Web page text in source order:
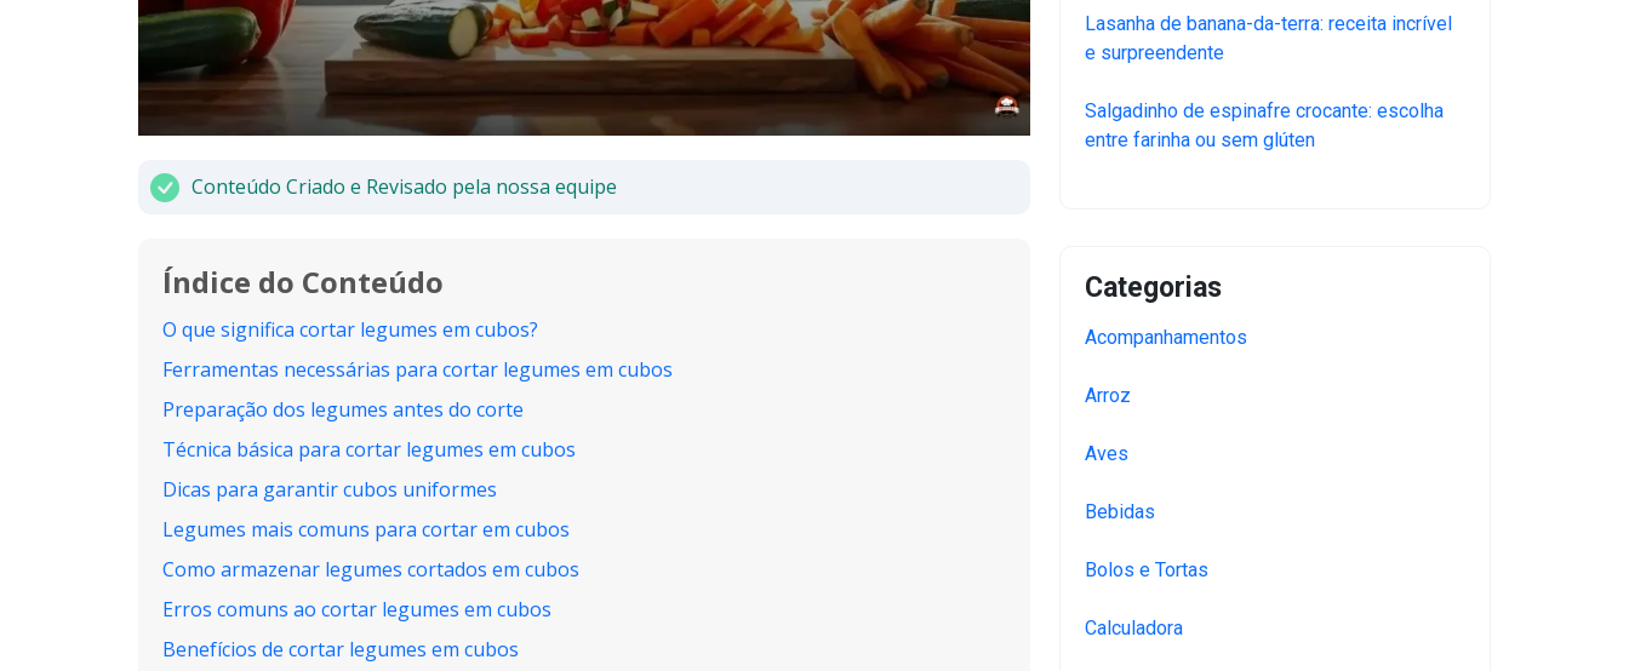
Conteúdo Criado e Revisado pela nossa equipe
Índice do Conteúdo
O que significa cortar legumes em cubos?
Ferramentas necessárias para cortar legumes em cubos
Preparação dos legumes antes do corte
Técnica básica para cortar legumes em cubos
Dicas para garantir cubos uniformes
Legumes mais comuns para cortar em cubos
Como armazenar legumes cortados em cubos
Erros comuns ao cortar legumes em cubos
Benefícios de cortar legumes em cubos
Lasanha de banana-da-terra: receita incrível
e surpreendente
Salgadinho de espinafre crocante: escolha
entre farinha ou sem glúten
Categorias
Acompanhamentos
Arroz
Aves
Bebidas
Bolos e Tortas
Calculadora